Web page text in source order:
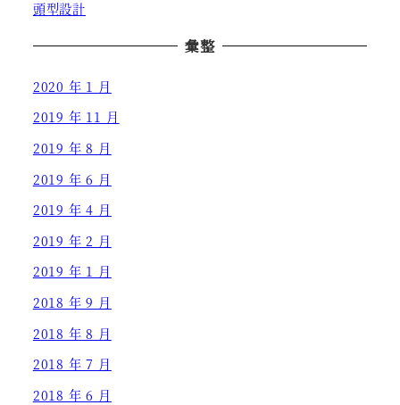
頭型設計
彙整
2020 年 1 月
2019 年 11 月
2019 年 8 月
2019 年 6 月
2019 年 4 月
2019 年 2 月
2019 年 1 月
2018 年 9 月
2018 年 8 月
2018 年 7 月
2018 年 6 月